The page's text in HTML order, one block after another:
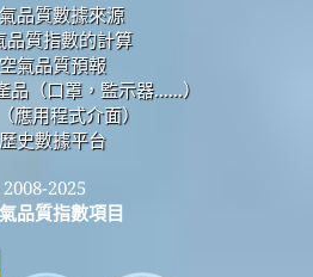
品質數據來源
品質指數的計算
空氣品質預報
品（口罩，監示器......）
應用程式介面）
歷史數據平台
2025
品質指數項目